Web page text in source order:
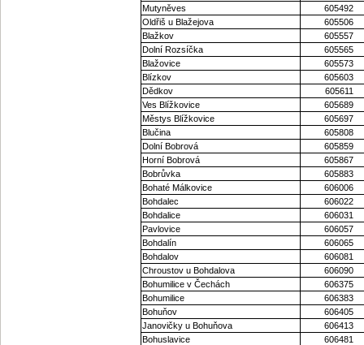
Mutyněves
605492
Oldřiš u Blažejova
605506
Blažkov
605557
Dolní Rozsíčka
605565
Blažovice
605573
Blízkov
605603
Dědkov
605611
Ves Blížkovice
605689
Městys Blížkovice
605697
Blučina
605808
Dolní Bobrová
605859
Horní Bobrová
605867
Bobrůvka
605883
Bohaté Málkovice
606006
Bohdalec
606022
Bohdalice
606031
Pavlovice
606057
Bohdalín
606065
Bohdalov
606081
Chroustov u Bohdalova
606090
Bohumilice v Čechách
606375
Bohumilice
606383
Bohuňov
606405
Janovičky u Bohuňova
606413
Bohuslavice
606481